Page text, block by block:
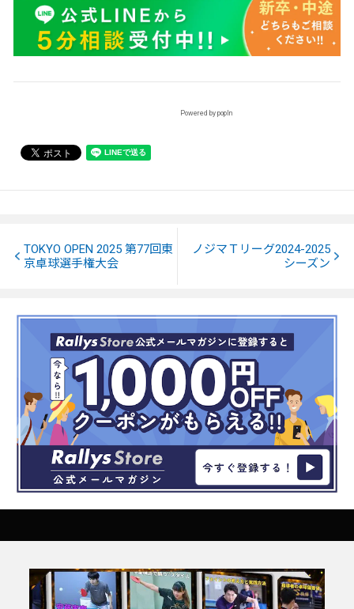
Powered by popIn
TOKYO OPEN 2025 第77回東
京卓球選手権大会
ノジマＴリーグ2024-2025
シーズン